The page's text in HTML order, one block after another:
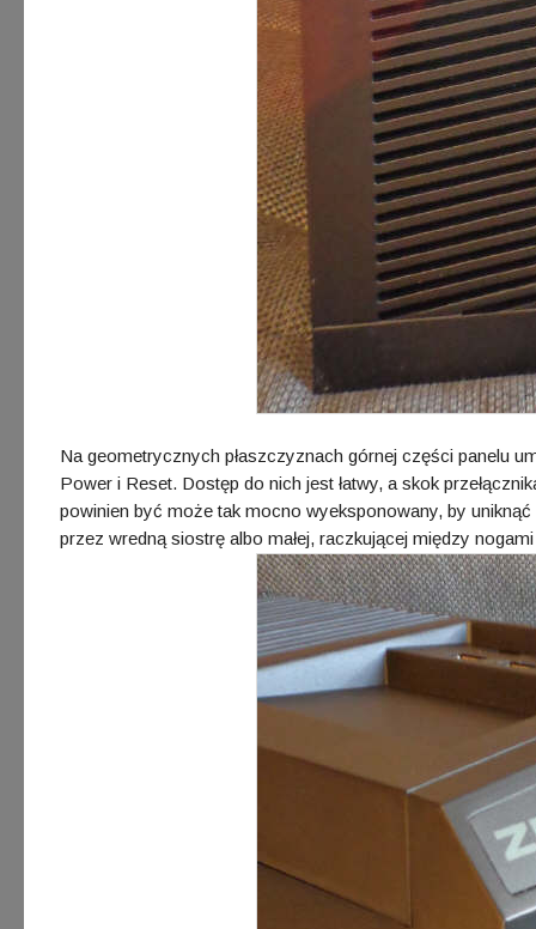
Na geometrycznych płaszczyznach górnej części panelu
Power i Reset. Dostęp do nich jest łatwy, a skok
powinien być może tak mocno wyeksponowany, by
przez wredną siostrę albo małej, raczkującej między